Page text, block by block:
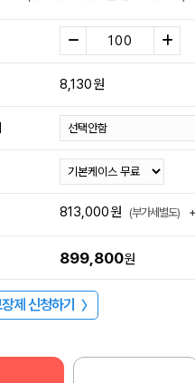
8,130원
813,000원 (부가세별도) +
899,800원
제 신청하기 〉